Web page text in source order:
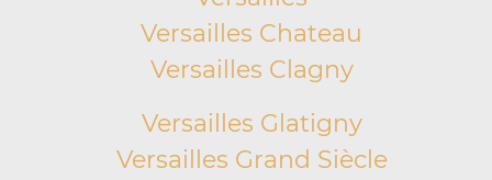
Versailles Chateau
Versailles Clagny
Versailles Glatigny
Versailles Grand Siècle